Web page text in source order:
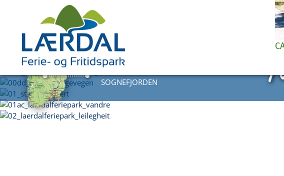
DIREKTE VED
SOGNEFJORDEN